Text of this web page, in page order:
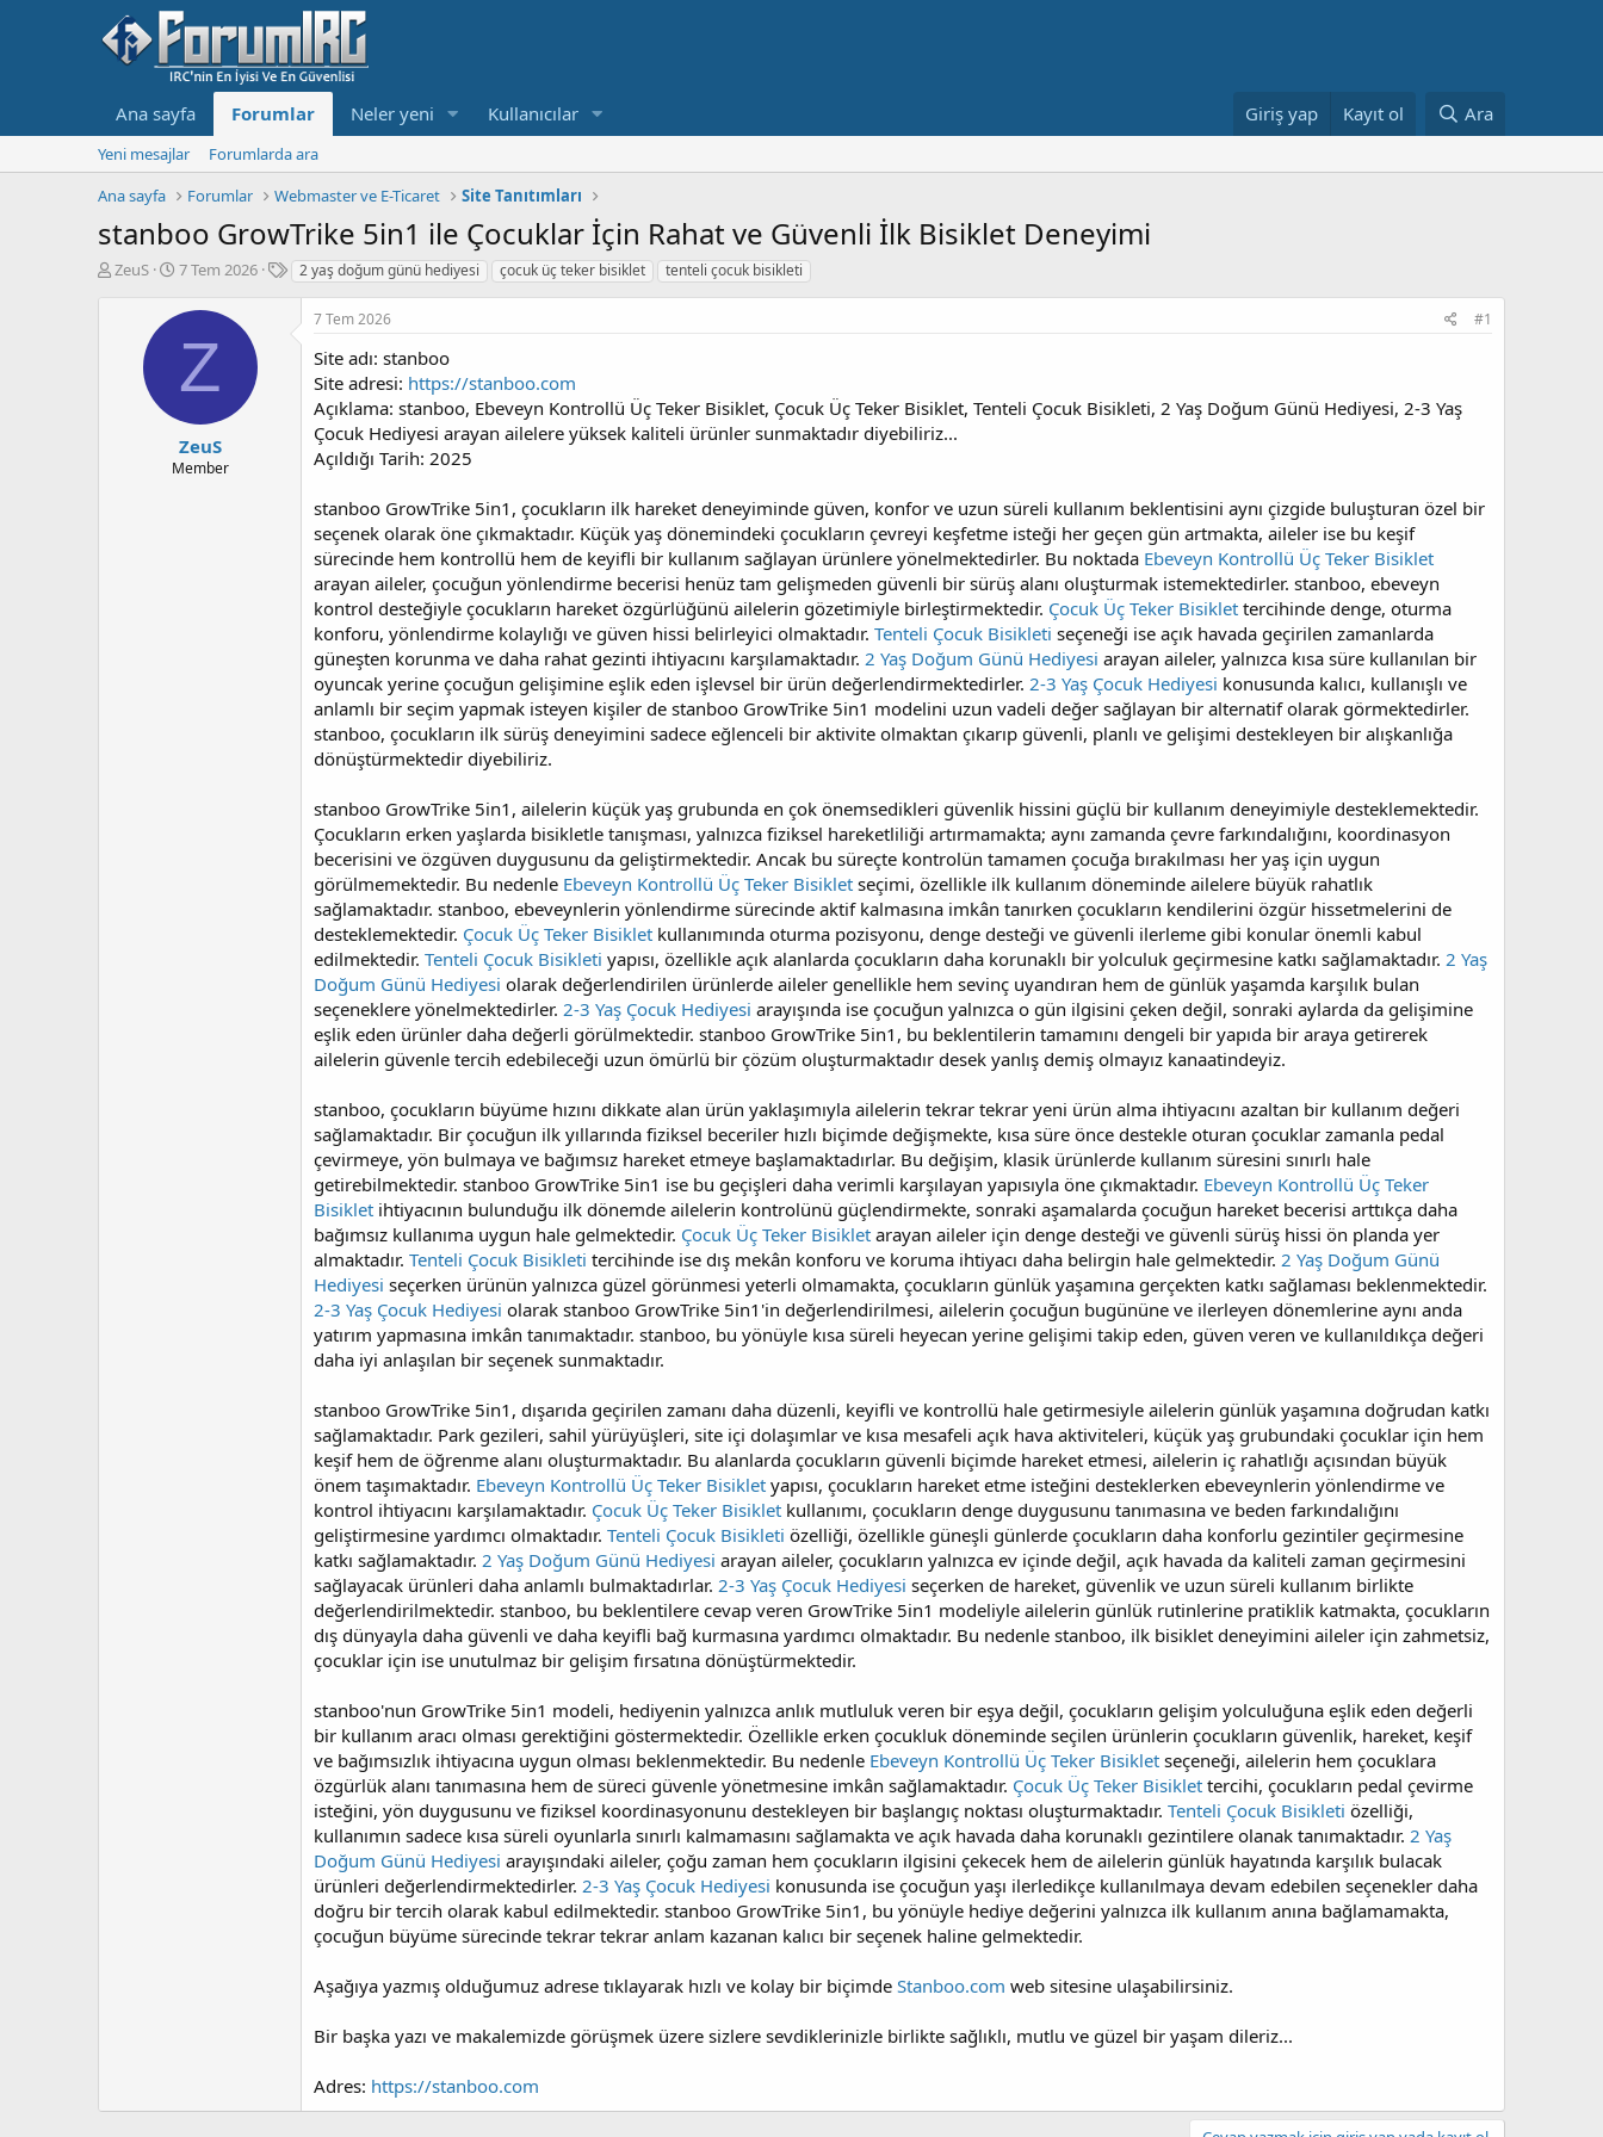
Ana sayfa Forumlar Neler yeni Kullanıcılar Giriş yap Kayıt ol Ara
Yeni mesajlar
Forumlarda ara
Ana sayfa
Forumlar Webmaster ve E-Ticaret Site Tanıtımları
stanboo GrowTrike 5in1 ile Çocuklar İçin Rahat ve Güvenli İlk Bisiklet Deneyimi
K
ZeuS
B
ş
a
n
g
ı
ç
t
7 Tem 2026
E2 yaş doğum günü hediyesi çocuk üç teker bisiklet tenteli çocuk bisikleti
Z
ZeuS
Member
7 Tem 2026 #1
Site adı: stanboo
Site adresi: https://stanboo.com
Açıklama: stanboo, Ebeveyn Kontrollü Üç Teker Bisiklet, Çocuk Üç Teker Bisiklet, Tenteli Çocuk Bisikleti, 2 Yaş Doğum Günü Hediyesi, 2-3 Yaş
Çocuk Hediyesi arayan ailelere yüksek kaliteli ürünler sunmaktadır diyebiliriz...
Açıldığı Tarih: 2025
stanboo GrowTrike 5in1, çocukların ilk hareket deneyiminde güven, konfor ve uzun süreli kullanım beklentisini aynı çizgide buluşturan özel bir
seçenek olarak öne çıkmaktadır. Küçük yaş dönemindeki çocukların çevreyi keşfetme isteği her geçen gün artmakta, aileler ise bu keşif
sürecinde hem kontrollü hem de keyifli bir kullanım sağlayan ürünlere yönelmektedirler. Bu noktada Ebeveyn Kontrollü Üç Teker Bisiklet
arayan aileler, çocuğun yönlendirme becerisi henüz tam gelişmeden güvenli bir sürüş alanı oluşturmak istemektedirler. stanboo, ebeveyn
kontrol desteğiyle çocukların hareket özgürlüğünü ailelerin gözetimiyle birleştirmektedir. Çocuk Üç Teker Bisiklet tercihinde denge, oturma
konforu, yönlendirme kolaylığı ve güven hissi belirleyici olmaktadır. Tenteli Çocuk Bisikleti seçeneği ise açık havada geçirilen zamanlarda
güneşten korunma ve daha rahat gezinti ihtiyacını karşılamaktadır. 2 Yaş Doğum Günü Hediyesi arayan aileler, yalnızca kısa süre kullanılan bir
oyuncak yerine çocuğun gelişimine eşlik eden işlevsel bir ürün değerlendirmektedirler. 2-3 Yaş Çocuk Hediyesi konusunda kalıcı, kullanışlı ve
anlamlı bir seçim yapmak isteyen kişiler de stanboo GrowTrike 5in1 modelini uzun vadeli değer sağlayan bir alternatif olarak görmektedirler.
stanboo, çocukların ilk sürüş deneyimini sadece eğlenceli bir aktivite olmaktan çıkarıp güvenli, planlı ve gelişimi destekleyen bir alışkanlığa
dönüştürmektedir diyebiliriz.
stanboo GrowTrike 5in1, ailelerin küçük yaş grubunda en çok önemsedikleri güvenlik hissini güçlü bir kullanım deneyimiyle desteklemektedir.
Çocukların erken yaşlarda bisikletle tanışması, yalnızca fiziksel hareketliliği artırmamakta; aynı zamanda çevre farkındalığını, koordinasyon
becerisini ve özgüven duygusunu da geliştirmektedir. Ancak bu süreçte kontrolün tamamen çocuğa bırakılması her yaş için uygun
görülmemektedir. Bu nedenle Ebeveyn Kontrollü Üç Teker Bisiklet seçimi, özellikle ilk kullanım döneminde ailelere büyük rahatlık
sağlamaktadır. stanboo, ebeveynlerin yönlendirme sürecinde aktif kalmasına imkân tanırken çocukların kendilerini özgür hissetmelerini de
desteklemektedir. Çocuk Üç Teker Bisiklet kullanımında oturma pozisyonu, denge desteği ve güvenli ilerleme gibi konular önemli kabul
edilmektedir. Tenteli Çocuk Bisikleti yapısı, özellikle açık alanlarda çocukların daha korunaklı bir yolculuk geçirmesine katkı sağlamaktadır. 2 Yaş
Doğum Günü Hediyesi olarak değerlendirilen ürünlerde aileler genellikle hem sevinç uyandıran hem de günlük yaşamda karşılık bulan
seçeneklere yönelmektedirler. 2-3 Yaş Çocuk Hediyesi arayışında ise çocuğun yalnızca o gün ilgisini çeken değil, sonraki aylarda da gelişimine
eşlik eden ürünler daha değerli görülmektedir. stanboo GrowTrike 5in1, bu beklentilerin tamamını dengeli bir yapıda bir araya getirerek
ailelerin güvenle tercih edebileceği uzun ömürlü bir çözüm oluşturmaktadır desek yanlış demiş olmayız kanaatindeyiz.
stanboo, çocukların büyüme hızını dikkate alan ürün yaklaşımıyla ailelerin tekrar tekrar yeni ürün alma ihtiyacını azaltan bir kullanım değeri
sağlamaktadır. Bir çocuğun ilk yıllarında fiziksel beceriler hızlı biçimde değişmekte, kısa süre önce destekle oturan çocuklar zamanla pedal
çevirmeye, yön bulmaya ve bağımsız hareket etmeye başlamaktadırlar. Bu değişim, klasik ürünlerde kullanım süresini sınırlı hale
getirebilmektedir. stanboo GrowTrike 5in1 ise bu geçişleri daha verimli karşılayan yapısıyla öne çıkmaktadır. Ebeveyn Kontrollü Üç Teker
Bisiklet ihtiyacının bulunduğu ilk dönemde ailelerin kontrolünü güçlendirmekte, sonraki aşamalarda çocuğun hareket becerisi arttıkça daha
bağımsız kullanıma uygun hale gelmektedir. Çocuk Üç Teker Bisiklet arayan aileler için denge desteği ve güvenli sürüş hissi ön planda yer
almaktadır. Tenteli Çocuk Bisikleti tercihinde ise dış mekân konforu ve koruma ihtiyacı daha belirgin hale gelmektedir. 2 Yaş Doğum Günü
Hediyesi seçerken ürünün yalnızca güzel görünmesi yeterli olmamakta, çocukların günlük yaşamına gerçekten katkı sağlaması beklenmektedir.
2-3 Yaş Çocuk Hediyesi olarak stanboo GrowTrike 5in1'in değerlendirilmesi, ailelerin çocuğun bugününe ve ilerleyen dönemlerine aynı anda
yatırım yapmasına imkân tanımaktadır. stanboo, bu yönüyle kısa süreli heyecan yerine gelişimi takip eden, güven veren ve kullanıldıkça değeri
daha iyi anlaşılan bir seçenek sunmaktadır.
stanboo GrowTrike 5in1, dışarıda geçirilen zamanı daha düzenli, keyifli ve kontrollü hale getirmesiyle ailelerin günlük yaşamına doğrudan katkı
sağlamaktadır. Park gezileri, sahil yürüyüşleri, site içi dolaşımlar ve kısa mesafeli açık hava aktiviteleri, küçük yaş grubundaki çocuklar için hem
keşif hem de öğrenme alanı oluşturmaktadır. Bu alanlarda çocukların güvenli biçimde hareket etmesi, ailelerin iç rahatlığı açısından büyük
önem taşımaktadır. Ebeveyn Kontrollü Üç Teker Bisiklet yapısı, çocukların hareket etme isteğini desteklerken ebeveynlerin yönlendirme ve
kontrol ihtiyacını karşılamaktadır. Çocuk Üç Teker Bisiklet kullanımı, çocukların denge duygusunu tanımasına ve beden farkındalığını
geliştirmesine yardımcı olmaktadır. Tenteli Çocuk Bisikleti özelliği, özellikle güneşli günlerde çocukların daha konforlu gezintiler geçirmesine
katkı sağlamaktadır. 2 Yaş Doğum Günü Hediyesi arayan aileler, çocukların yalnızca ev içinde değil, açık havada da kaliteli zaman geçirmesini
sağlayacak ürünleri daha anlamlı bulmaktadırlar. 2-3 Yaş Çocuk Hediyesi seçerken de hareket, güvenlik ve uzun süreli kullanım birlikte
değerlendirilmektedir. stanboo, bu beklentilere cevap veren GrowTrike 5in1 modeliyle ailelerin günlük rutinlerine pratiklik katmakta, çocukların
dış dünyayla daha güvenli ve daha keyifli bağ kurmasına yardımcı olmaktadır. Bu nedenle stanboo, ilk bisiklet deneyimini aileler için zahmetsiz,
çocuklar için ise unutulmaz bir gelişim fırsatına dönüştürmektedir.
stanboo'nun GrowTrike 5in1 modeli, hediyenin yalnızca anlık mutluluk veren bir eşya değil, çocukların gelişim yolculuğuna eşlik eden değerli
bir kullanım aracı olması gerektiğini göstermektedir. Özellikle erken çocukluk döneminde seçilen ürünlerin çocukların güvenlik, hareket, keşif
ve bağımsızlık ihtiyacına uygun olması beklenmektedir. Bu nedenle Ebeveyn Kontrollü Üç Teker Bisiklet seçeneği, ailelerin hem çocuklara
özgürlük alanı tanımasına hem de süreci güvenle yönetmesine imkân sağlamaktadır. Çocuk Üç Teker Bisiklet tercihi, çocukların pedal çevirme
isteğini, yön duygusunu ve fiziksel koordinasyonunu destekleyen bir başlangıç noktası oluşturmaktadır. Tenteli Çocuk Bisikleti özelliği,
kullanımın sadece kısa süreli oyunlarla sınırlı kalmamasını sağlamakta ve açık havada daha korunaklı gezintilere olanak tanımaktadır. 2 Yaş
Doğum Günü Hediyesi arayışındaki aileler, çoğu zaman hem çocukların ilgisini çekecek hem de ailelerin günlük hayatında karşılık bulacak
ürünleri değerlendirmektedirler. 2-3 Yaş Çocuk Hediyesi konusunda ise çocuğun yaşı ilerledikçe kullanılmaya devam edebilen seçenekler daha
doğru bir tercih olarak kabul edilmektedir. stanboo GrowTrike 5in1, bu yönüyle hediye değerini yalnızca ilk kullanım anına bağlamamakta,
çocuğun büyüme sürecinde tekrar tekrar anlam kazanan kalıcı bir seçenek haline gelmektedir.
Aşağıya yazmış olduğumuz adrese tıklayarak hızlı ve kolay bir biçimde Stanboo.com web sitesine ulaşabilirsiniz.
Bir başka yazı ve makalemizde görüşmek üzere sizlere sevdiklerinizle birlikte sağlıklı, mutlu ve güzel bir yaşam dileriz...
Adres: https://stanboo.com